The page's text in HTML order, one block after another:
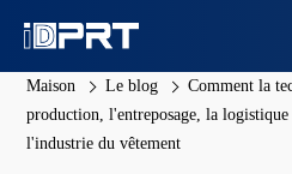
Maison Le blog
Comment la
production, l'entreposage, la
l'industrie du vêtement